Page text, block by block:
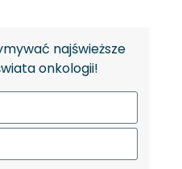
najświeższe
onkologii!